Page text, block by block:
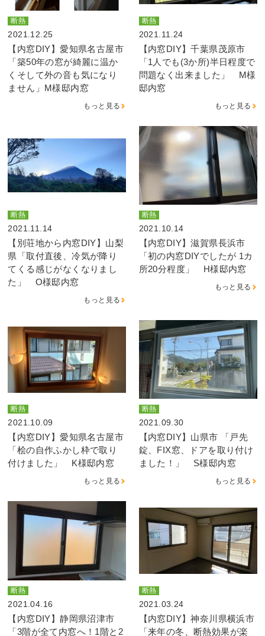
断熱
2021.12.25
【内窓DIY】愛知県名古屋市
「築50年の窓が綺麗に温か
くそして外の音も気になり
ません」M様邸内窓
もっと見る
断熱
2021.11.24
【内窓DIY】千葉県茂原市
「1人でも(3か所)半日程度で
問題なく出来ました」 M様
邸内窓
もっと見る
断熱
2021.11.14
【別荘地から内窓DIY】山梨
県「取付直後、冷気が降り
てくる感じがなくなりまし
た」 O様邸内窓
もっと見る
断熱
2021.10.14
【内窓DIY】滋賀県長浜市
「初の内窓DIYでしたが 1カ
所20分程度」 H様邸内窓
もっと見る
断熱
2021.10.09
【内窓DIY】愛知県名古屋市
「桧の自作ふかし枠で取り
付けました」 K様邸内窓
もっと見る
断熱
2021.09.30
【内窓DIY】山県市 「戸先
錠、FIX窓、ドアを取り付け
ました！」 S様邸内窓
もっと見る
断熱
2021.04.16
【内窓DIY】静岡県沼津市
「3階が全て内窓へ！1階と2
断熱
2021.03.24
【内窓DIY】神奈川県横浜市
「来年の冬、断熱効果が楽